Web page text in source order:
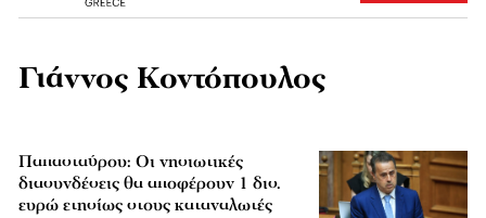
Γιάννος Κοντόπουλος
Παπασταύρου: Οι νησιωτικές
διασυνδέσεις θα αποφέρουν 1 δισ.
ευρώ ετησίως στους καταναλωτές